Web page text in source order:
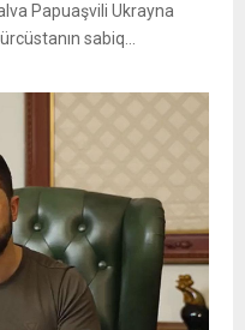
Papuaşvili Ukrayna
sabiq...